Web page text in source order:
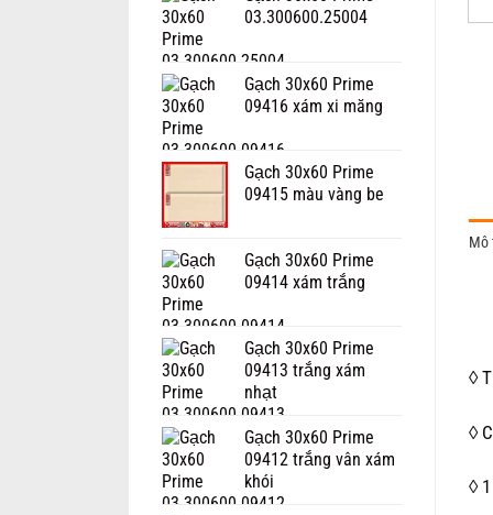
03.300600.25004
Gạch 30x60 Prime
09416 xám xi măng
Gạch 30x60 Prime
09415 màu vàng be
Gạch 30x60 Prime
09414 xám trắng
Gạch 30x60 Prime
09413 trắng xám
nhạt
Gạch 30x60 Prime
09412 trắng vân xám
khói
Mô
◊
◊
◊